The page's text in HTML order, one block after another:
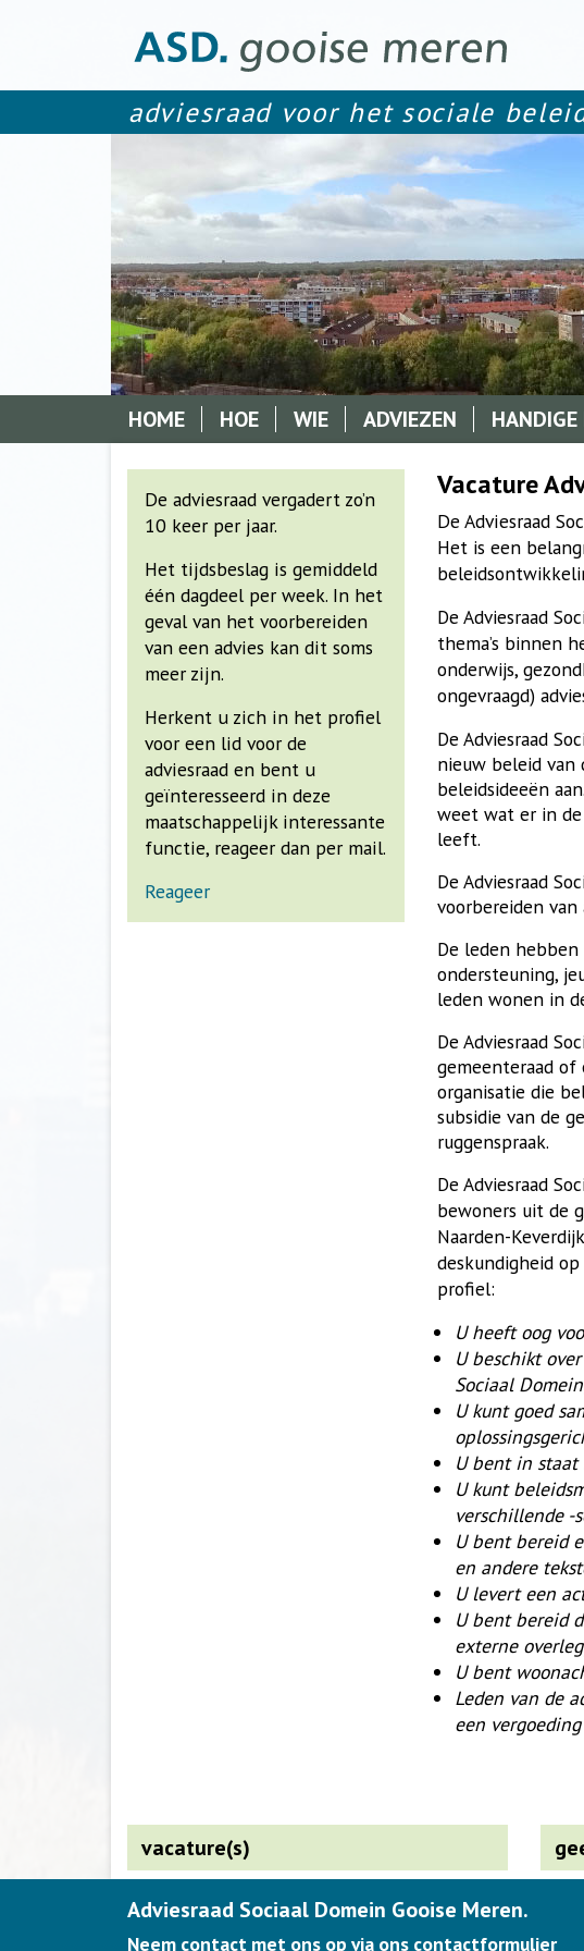
adviesraad voor het sociale
Hoofdnavigatie
HOME HOE WIE ADVIEZEN
Vacature
De Adviesraad
Het is een
De Adviesraad
thema’s binnen
onderwijs,
ongevraagd)
De Adviesraad
nieuw beleid van
beleidsideeën
weet wat er in de
leeft.
De Adviesraad
voorbereiden
De leden
ondersteuning,
leden wonen in
De Adviesraad
gemeenteraad of
organisatie die
subsidie van de
ruggenspraak.
De Adviesraad
bewoners uit de
Naarden-
deskundigheid
profiel:
U heeft oog
U beschikt
Sociaal
U kunt goed
U bent in
U kunt
verschillende -
U bent bereid
en andere
U levert een
U bent bereid
externe
U bent
Leden van de
een
De adviesraad vergadert zo’n
10 keer per jaar.
Het tijdsbeslag is gemiddeld
één dagdeel per week. In het
geval van het voorbereiden
van een advies kan dit soms
meer zijn.
Herkent u zich in het profiel
voor een lid voor de
adviesraad en bent u
geïnteresseerd in deze
maatschappelijk interessante
functie, reageer dan per mail.
Reageer
vacature(s)
Adviesraad Sociaal Domein Gooise Meren.
Neem contact met ons op via ons contactformulier